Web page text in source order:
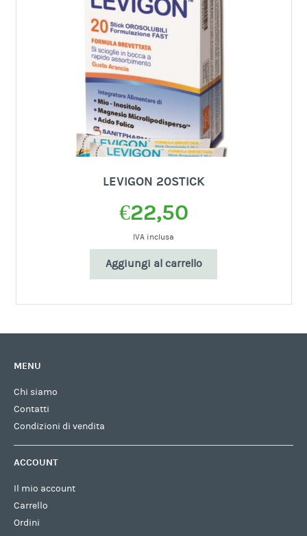
LEVIGON 20STICK
€22,50
IVA inclusa
Aggiungi al carrello
MENU
Chi siamo
Contatti
Condizioni di vendita
ACCOUNT
Il mio account
Carrello
Ordini